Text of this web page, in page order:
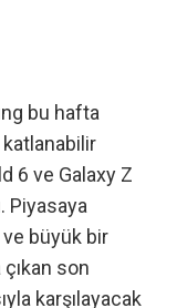
bu hafta
6 ve Galaxy Z
Piyasaya
ve büyük bir
son
karşılayacak